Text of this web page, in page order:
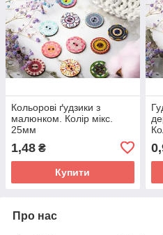
Кольорові ґудзики з
малюнком. Колір мікс.
25мм
1,48 ₴
Купити
Про нас